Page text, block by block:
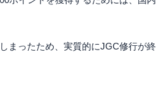
まったため、実質的にJGC修行が